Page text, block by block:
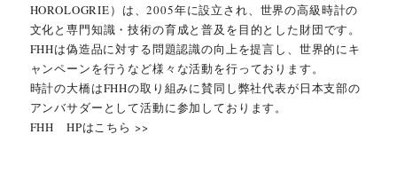
HOROLOGRIE）は、2005年に設立され、世界の高級時計の
文化と専門知識・技術の育成と普及を目的とした財団です。
FHHは偽造品に対する問題認識の向上を提言し、世界的にキ
ャンペーンを行うなど様々な活動を行っております。
時計の大橋はFHHの取り組みに賛同し弊社代表が日本支部の
アンバサダーとして活動に参加しております。
FHH HPはこちら >>